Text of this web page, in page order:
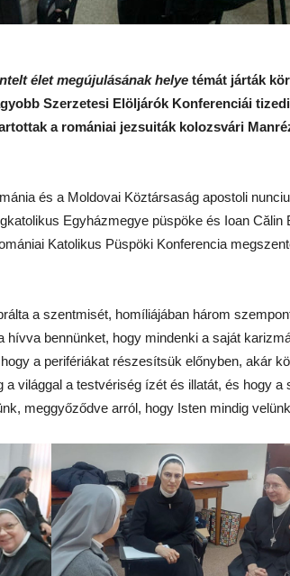
élet megújulásának helye témát járták
Szerzetesi Elöljárók Konferenciái
a romániai jezsuiták kolozsvári
és a Moldovai Köztársaság apostoli
Egyházmegye püspöke és Ioan Călin
Katolikus Püspöki Konferencia
a szentmisét, homíliájában három
bennünket, hogy mindenki a saját
a perifériákat részesítsük előnyben, akár
világgal a testvériség ízét és illatát, és hogy a
meggyőződve arról, hogy Isten mindig